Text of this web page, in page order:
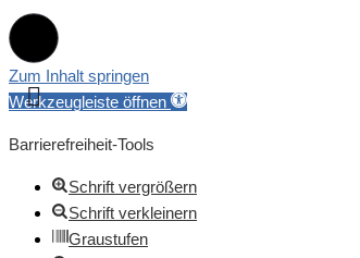
Zum Inhalt springen
Werkzeugleiste öffnen
Barrierefreiheit-Tools
Schrift vergrößern
Schrift verkleinern
Graustufen